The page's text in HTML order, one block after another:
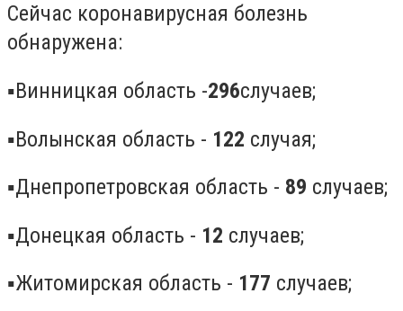
Сейчас коронавирусная болезнь
обнаружена:
▪️Винницкая область -296случаев;
▪️Волынская область - 122 случая;
▪️Днепропетровская область - 89 случаев;
▪️Донецкая область - 12 случаев;
▪️Житомирская область - 177 случаев;